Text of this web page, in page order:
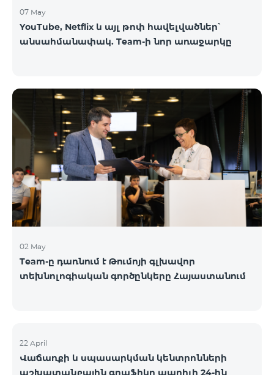
07 May
YouTube, Netflix և այլ թոփ հավելվածներ՝
անսահմանափակ. Team-ի նոր առաջարկը
02 May
Team-ը դառնում է Թումոյի գլխավոր
տեխնոլոգիական գործընկերը Հայաստանում
22 April
Վաճառքի և սպասարկման կենտրոնների
աշխատանքային գրաֆիկը ապրիլի 24-ին